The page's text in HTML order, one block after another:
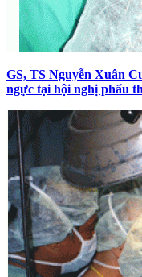
GS, TS Nguyễn Xuân
ngực tại hội nghị phẩu